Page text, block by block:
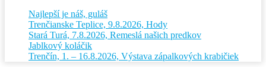
Najlepší je náš, guláš
Trenčianske Teplice, 9.8.2026, Hody
Stará Turá, 7.8.2026, Remeslá našich predkov
Jablkový koláčik
Trenčín, 1. – 16.8.2026, Výstava zápalkových krabičiek